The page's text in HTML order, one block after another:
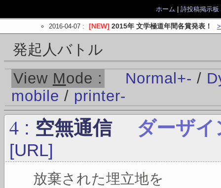
ホーム 詩投稿掲示板
2016-04-07: [NEW] 2015年 文学極道年間各賞発表！
発起人バトル
View Mode : Normal +- /
mobile / printer-
4 : 空無通信 ダーザイ
[URL]
放棄された埋立地を